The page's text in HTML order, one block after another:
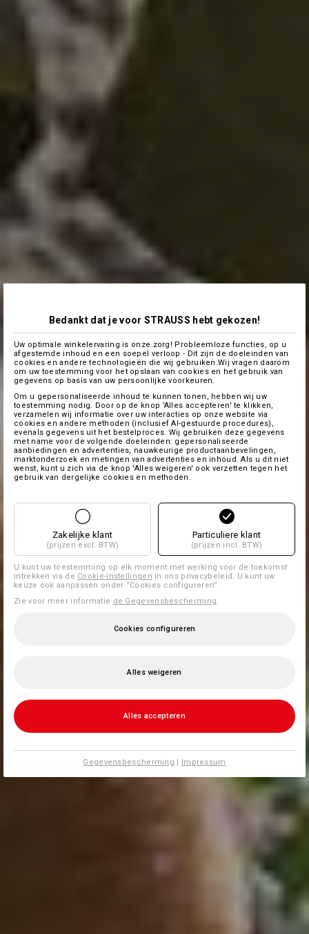
Bedankt dat je voor STRAUSS hebt gekozen!
Uw optimale winkelervaring is onze zorg! Probleemloze functies, op u
afgestemde inhoud en een soepel verloop - Dit zijn de doeleinden van
cookies en andere technologieën die wij gebruiken.Wij vragen daarom
om uw toestemming voor het opslaan van cookies en het gebruik van
gegevens op basis van uw persoonlijke voorkeuren.
Om u gepersonaliseerde inhoud te kunnen tonen, hebben wij uw
toestemming nodig. Door op de knop 'Alles accepteren' te klikken,
verzamelen wij informatie over uw interacties op onze website via
cookies en andere methoden (inclusief AI-gestuurde procedures),
evenals gegevens uit het bestelproces. Wij gebruiken deze gegevens
met name voor de volgende doeleinden: gepersonaliseerde
aanbiedingen en advertenties, nauwkeurige productaanbevelingen,
marktonderzoek en metingen van advertenties en inhoud. Als u dit niet
wenst, kunt u zich via de knop 'Alles weigeren' ook verzetten tegen het
gebruik van dergelijke cookies en methoden.
Zakelijke klant
(prijzen excl. BTW)
Particuliere klant
(prijzen incl. BTW)
U kunt uw toestemming op elk moment met werking voor de toekomst
intrekken via de Cookie-instellingen in ons privacybeleid. U kunt uw
keuze ook aanpassen onder “Cookies configureren”.
Zie voor meer informatie de Gegevensbescherming
Cookies configureren
Alles weigeren
Alles accepteren
Gegevensbescherming | Impressum